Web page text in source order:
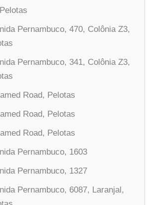
Pernambuco, 470, Colônia Z3,
Pernambuco, 341, Colônia Z3,
Road, Pelotas
Road, Pelotas
Road, Pelotas
Pernambuco, 1603
Pernambuco, 1327
Pernambuco, 6087, Laranjal,